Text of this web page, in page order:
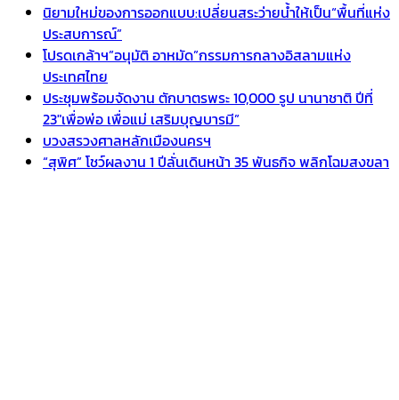
นิยามใหม่ของการออกแบบ:เปลี่ยนสระว่ายน้ำให้เป็น“พื้นที่แห่ง
ประสบการณ์”
โปรดเกล้าฯ”อนุมัติ อาหมัด”กรรมการกลางอิสลามแห่ง
ประเทศไทย
ประชุมพร้อมจัดงาน ตักบาตรพระ 10,000 รูป นานาชาติ ปีที่
23″เพื่อพ่อ เพื่อแม่ เสริมบุญบารมี”
บวงสรวงศาลหลักเมืองนครฯ
“สุพิศ” โชว์ผลงาน 1 ปีลั่นเดินหน้า 35 พันธกิจ พลิกโฉมสงขลา